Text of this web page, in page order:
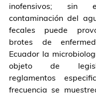
inofensivos; sin
contaminación del
fecales puede
brotes de
Ecuador la
objeto de
reglamentos
frecuencia se